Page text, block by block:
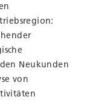
Neukunden
von